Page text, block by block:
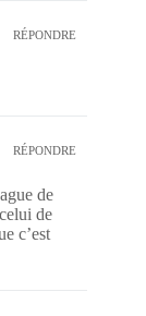
RÉPONDRE
RÉPONDRE
de
de
c’est